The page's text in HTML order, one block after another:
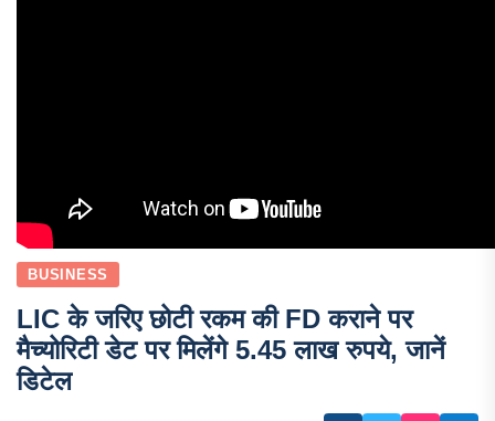
BUSINESS
LIC के जरिए छोटी रकम की FD कराने पर
मैच्योरिटी डेट पर मिलेंगे 5.45 लाख रुपये, जानें
डिटेल